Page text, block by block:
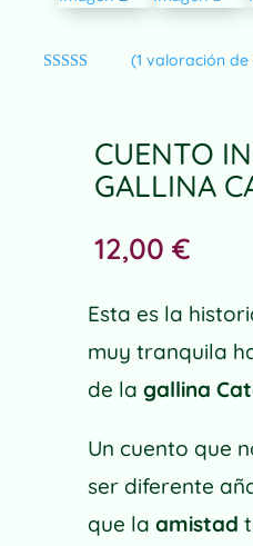
de un cliente
(1 valoración de
CUENTO
GALLINA
12,00 €
Esta es la
muy tranquila
de la gallina
Un cuento que
ser diferente
que la amistad